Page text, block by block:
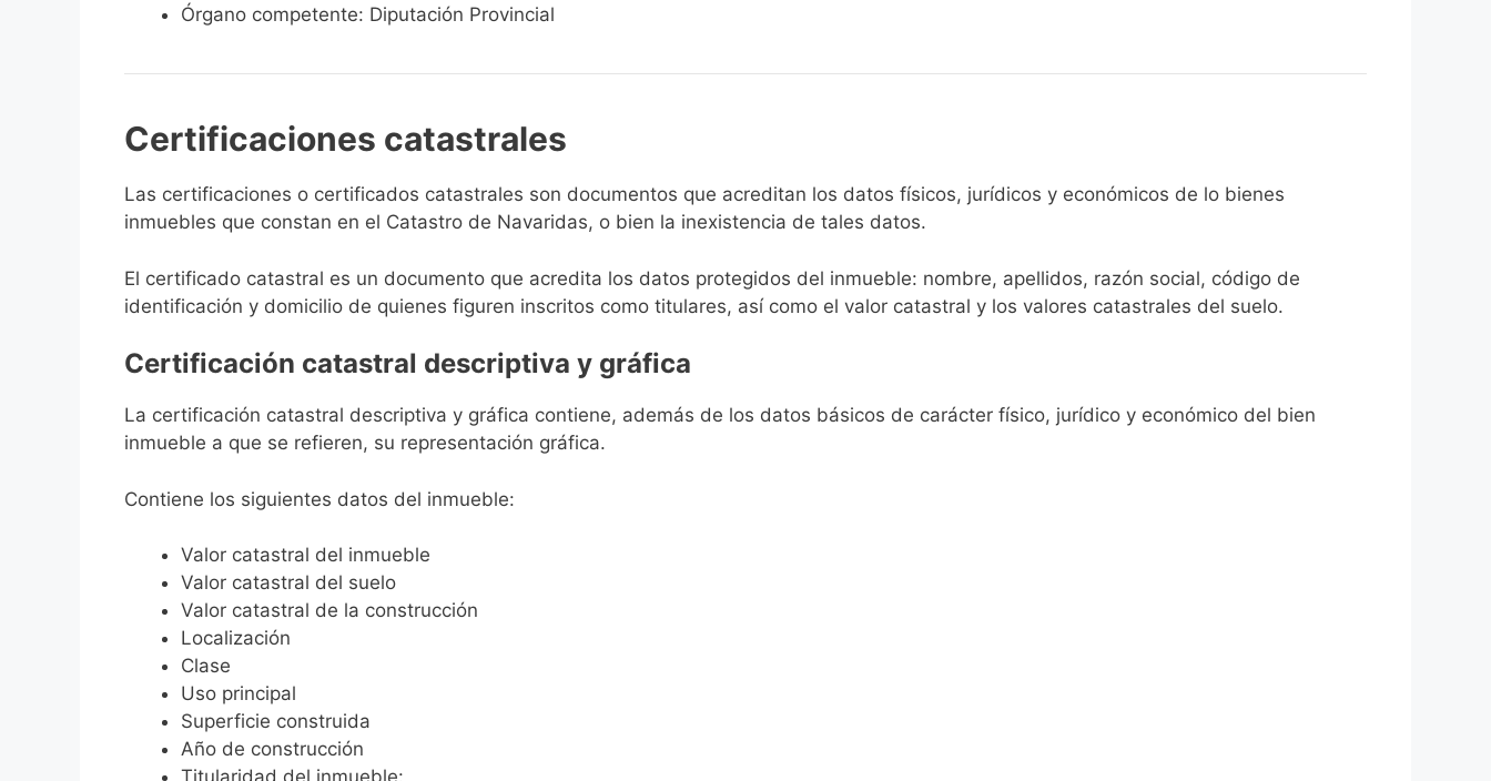
Órgano competente: Diputación Provincial
Certificaciones catastrales
Las certificaciones o certificados catastrales son documentos que acreditan los datos físicos, jurídicos y económicos de lo bienes
inmuebles que constan en el Catastro de Navaridas, o bien la inexistencia de tales datos.
El certificado catastral es un documento que acredita los datos protegidos del inmueble: nombre, apellidos, razón social, código de
identificación y domicilio de quienes figuren inscritos como titulares, así como el valor catastral y los valores catastrales del suelo.
Certificación catastral descriptiva y gráfica
La certificación catastral descriptiva y gráfica contiene, además de los datos básicos de carácter físico, jurídico y económico del bien
inmueble a que se refieren, su representación gráfica.
Contiene los siguientes datos del inmueble:
Valor catastral del inmueble
Valor catastral del suelo
Valor catastral de la construcción
Localización
Clase
Uso principal
Superficie construida
Año de construcción